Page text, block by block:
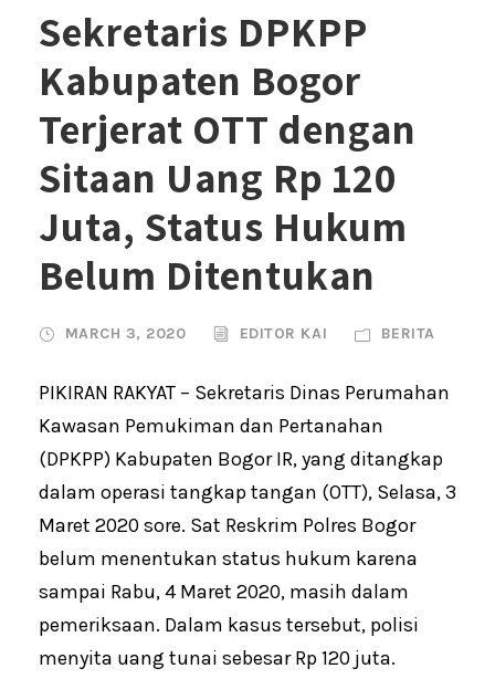
Sekretaris DPKPP
Kabupaten Bogor
Terjerat OTT dengan
Sitaan Uang Rp 120
Juta, Status Hukum
Belum Ditentukan
MARCH 3, 2020 EDITOR KAI BERITA
PIKIRAN RAKYAT – Sekretaris Dinas Perumahan
Kawasan Pemukiman dan Pertanahan
(DPKPP) Kabupaten Bogor IR, yang ditangkap
dalam operasi tangkap tangan (OTT), Selasa, 3
Maret 2020 sore. Sat Reskrim Polres Bogor
belum menentukan status hukum karena
sampai Rabu, 4 Maret 2020, masih dalam
pemeriksaan. Dalam kasus tersebut, polisi
menyita uang tunai sebesar Rp 120 juta.